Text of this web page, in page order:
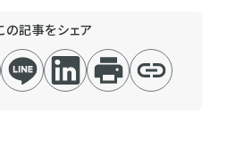
の記事をシェア